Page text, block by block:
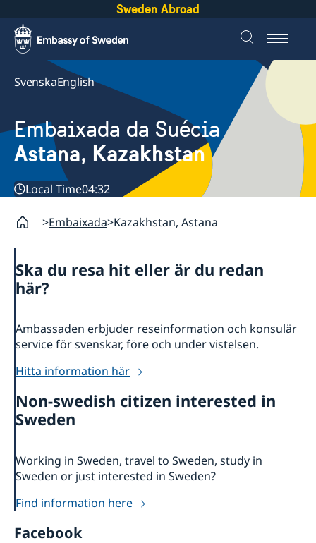
Sweden Abroad
SvenskaEnglish
Embaixada da Suécia
Astana, Kazakhstan
Local Time04:32
Embaixada Kazakhstan, Astana
Ska du resa hit eller är du redan
här?
Ambassaden erbjuder reseinformation och konsulär
service för svenskar, före och under vistelsen.
Hitta information här
Non-swedish citizen interested in
Sweden
Working in Sweden, travel to Sweden, study in
Sweden or just interested in Sweden?
Find information here
Facebook